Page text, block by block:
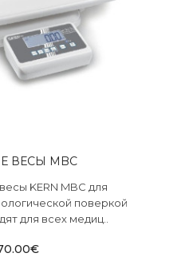
ВЕСЫ MBC
KERN MBC для
поверкой
для всех медиц..